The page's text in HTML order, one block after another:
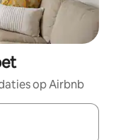
op Airbnb
maak je een keuze